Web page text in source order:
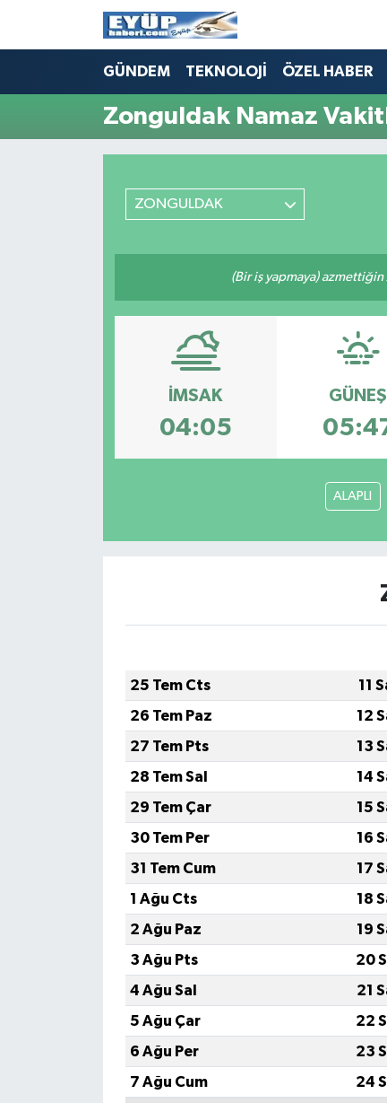
GÜNDEM TEKNOLOJİ ÖZEL HABER
Zonguldak Namaz
ZONGULDAK
(Bir iş yapmaya) azmettiğin
İMSAK
04:05
GÜNEŞ
ALAPLI
25 Tem Cts
11
26 Tem Paz
12
27 Tem Pts
13
28 Tem Sal
14
29 Tem Çar
15
30 Tem Per
16
31 Tem Cum
17
1 Ağu Cts
18
2 Ağu Paz
19
3 Ağu Pts
20
4 Ağu Sal
21
5 Ağu Çar
22
6 Ağu Per
23
7 Ağu Cum
24